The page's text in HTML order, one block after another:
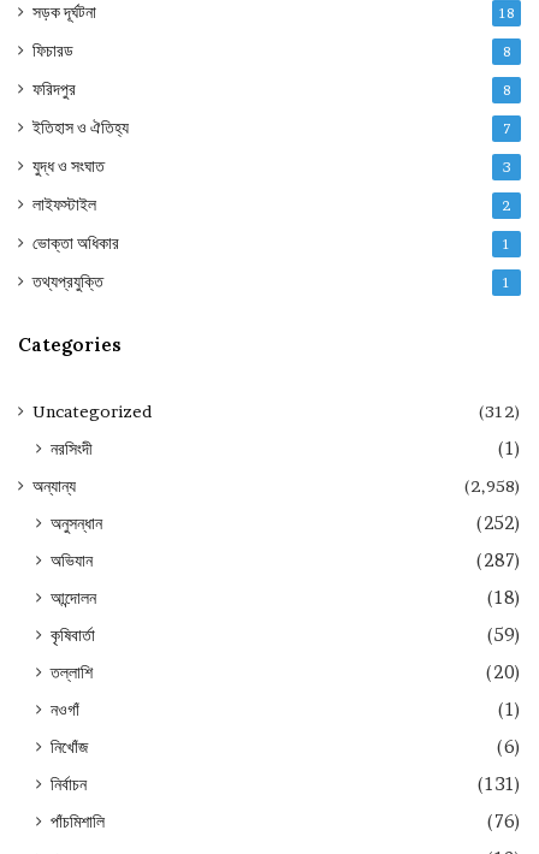
সড়ক দূর্ঘটনা 18
ফিচারড 8
ফরিদপুর 8
ইতিহাস ও ঐতিহ্য 7
যুদ্ধ ও সংঘাত 3
লাইফস্টাইল 2
ভোক্তা অধিকার 1
তথ্যপ্রযুক্তি 1
Categories
Uncategorized (312)
নরসিংদী (1)
অন্যান্য (2,958)
অনুসন্ধান
(252)
অভিযান
(287)
আন্দোলন
(18)
কৃষিবার্তা
(59)
তল্লাশি
(20)
নওগাঁ
(1)
নিখোঁজ
(6)
নির্বাচন
(131)
পাঁচমিশালি
(76)